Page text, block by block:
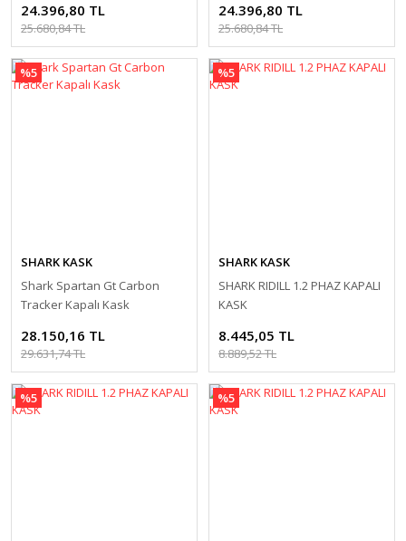
24.396,80 TL
25.680,84 TL
24.396,80 TL
25.680,84 TL
%5
SHARK KASK
Shark Spartan Gt Carbon
Tracker Kapalı Kask
28.150,16 TL
29.631,74 TL
%5
SHARK KASK
SHARK RIDILL 1.2 PHAZ KAPALI
KASK
8.445,05 TL
8.889,52 TL
%5 %5